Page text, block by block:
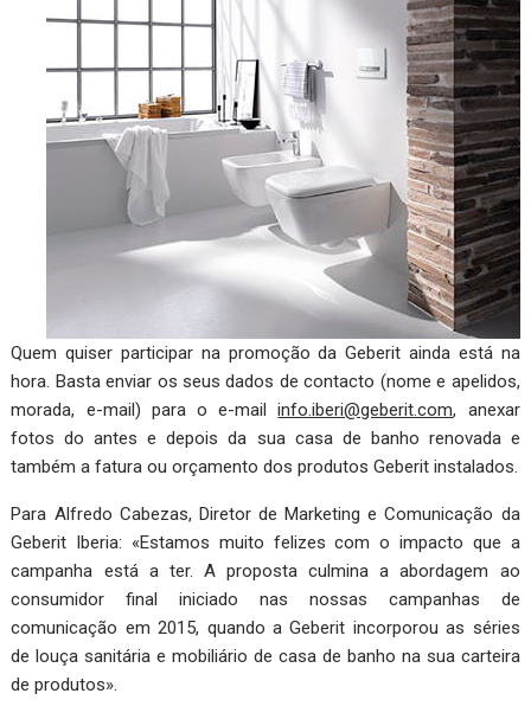
Quem quiser participar na promoção da Geberit ainda está na
hora. Basta enviar os seus dados de contacto (nome e apelidos,
morada, e-mail) para o e-mailinfo.iberi@geberit.com, anexar
fotos do antes e depois da sua casa de banho renovada e
também a fatura ou orçamento dos produtos Geberit instalados.
Para Alfredo Cabezas, Diretor de Marketing e Comunicação da
Geberit Iberia: «Estamos muito felizes com o impacto que a
campanha está a ter. A proposta culmina a abordagem ao
consumidor final iniciado nas nossas campanhas de
comunicação em 2015, quando a Geberit incorporou as séries
de louça sanitária e mobiliário de casa de banho na sua carteira
de produtos».